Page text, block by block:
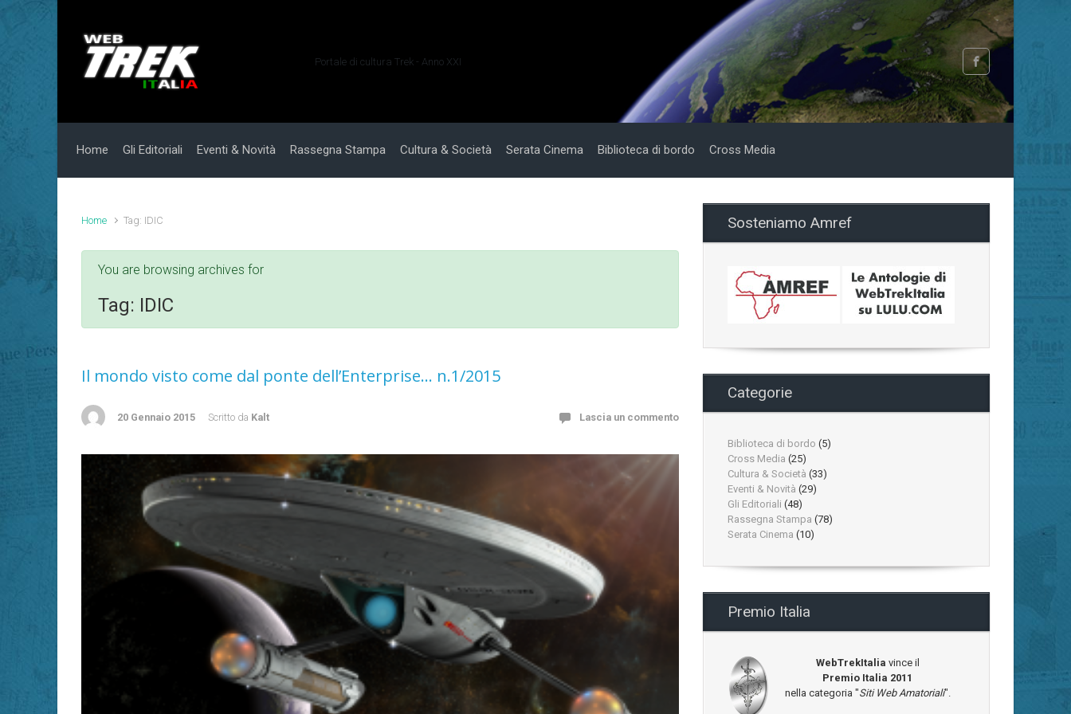
Portale di cultura Trek - Anno XXI
Home Gli Editoriali Eventi & Novità Rassegna Stampa Cultura & Società Serata Cinema Biblioteca di bordo Cross Media
Home Tag: IDIC
You are browsing archives for
Tag: IDIC
Il mondo visto come dal ponte dell’Enterprise… n.1/2015
20 Gennaio 2015 Scritto da Kalt Lascia un commento
Sosteniamo Amref
Categorie
Biblioteca di bordo (5)
Cross Media (25)
Cultura & Società (33)
Eventi & Novità (29)
Gli Editoriali (48)
Rassegna Stampa (78)
Serata Cinema (10)
Premio Italia
WebTrekItalia vince il
Premio Italia 2011
nella categoria "Siti Web Amatoriali".